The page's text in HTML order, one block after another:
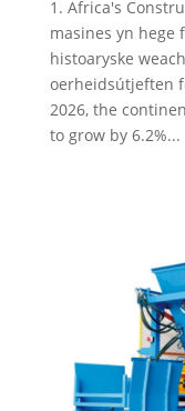
1. Africa's
masines yn hege
histoaryske
oerheidsútjeften
2026, the
to grow by6.2%...